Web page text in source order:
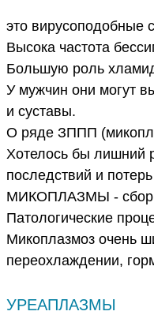
это вирусоподобные
Высока частота
Большую роль
У мужчин они могут
и суставы.
О ряде ЗППП
Хотелось бы лишний
последствий и
МИКОПЛАЗМЫ -
Патологические
Микоплазмоз очень
переохлаждении,
УРЕАПЛАЗМЫ